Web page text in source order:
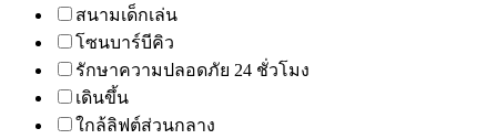
สนามเด็กเล่น
โซนบาร์บีคิว
รักษาความปลอดภัย 24 ชั่วโมง
เดินขึ้น
ใกล้ลิฟต์ส่วนกลาง